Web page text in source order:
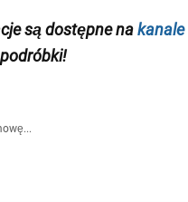
są dostępne nakanale